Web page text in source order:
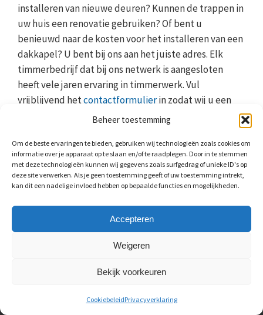
Beheer toestemming
Om de beste ervaringen te bieden, gebruiken wij technologieën zoals cookies om
informatie over je apparaat op te slaan en/of te raadplegen. Door in te stemmen
met deze technologieën kunnen wij gegevens zoals surfgedrag of unieke ID's op
deze site verwerken. Als je geen toestemming geeft of uw toestemming intrekt,
kan dit een nadelige invloed hebben op bepaalde functies en mogelijkheden.
Accepteren
Weigeren
Bekijk voorkeuren
CookiebeleidPrivacyverklaring
installeren van nieuwe deuren? Kunnen de trappen in
uw huis een renovatie gebruiken? Of bent u
benieuwd naar de kosten voor het installeren van een
dakkapel? U bent bij ons aan het juiste adres. Elk
timmerbedrijf dat bij ons netwerk is aangesloten
heeft vele jaren ervaring in timmerwerk. Vul
vrijblijvend hetcontactformulierin zodat wij u een
aantal offertes kunnen toesturen. Kies zelf op basis
van het aanbod en de prijs of u met een timmerbedrijf
uit ons netwerk in zee gaat. Wat voor timmerwerk ook
nodig is, wij staan voor u klaar!
Via het netwerk van Maarten van Hout komt u direct